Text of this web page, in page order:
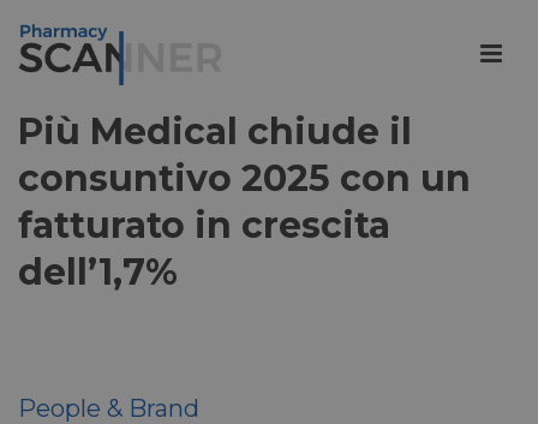
Più Medical chiude il
consuntivo 2025 con un
fatturato in crescita
dell’1,7%
People & Brand